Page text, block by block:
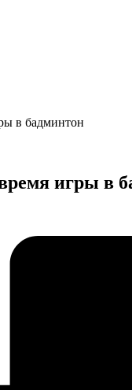
в бадминтон
игры в